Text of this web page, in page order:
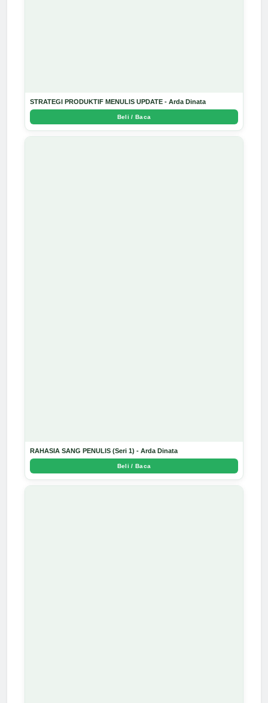
STRATEGI PRODUKTIF MENULIS UPDATE - Arda Dinata
Beli / Baca
RAHASIA SANG PENULIS (Seri 1) - Arda Dinata
Beli / Baca